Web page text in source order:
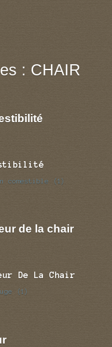
: CHAIR
comestible (1)
de la chair
De La Chair
(1)